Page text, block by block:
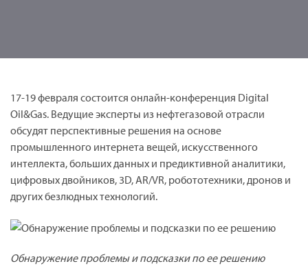
17-19 февраля состоится онлайн-конференция Digital
Oil&Gas. Ведущие эксперты из нефтегазовой отрасли
обсудят перспективные решения на основе
промышленного интернета вещей, искусственного
интеллекта, больших данных и предиктивной аналитики,
цифровых двойников, 3D, AR/VR, робототехники, дронов и
других безлюдных технологий.
Обнаружение проблемы и подсказки по ее решению